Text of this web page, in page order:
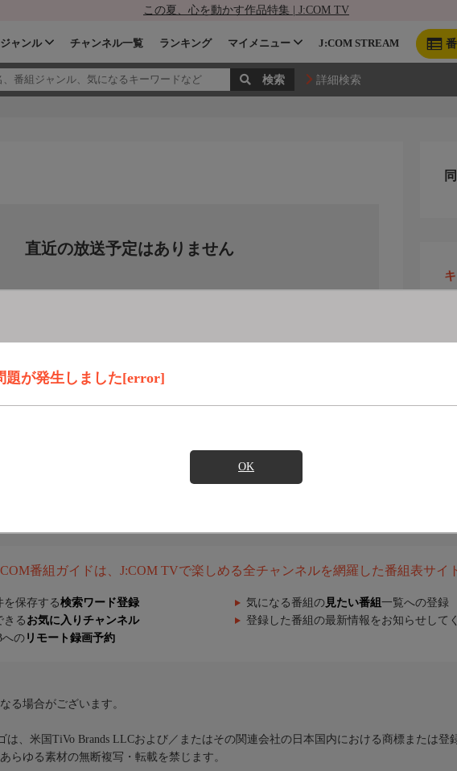
この夏、心を動かす作品特集 | J:COM TV
ジャンル チャンネル一覧 ランキング マイメニュー J:COM STREAM
詳細検索
題が発生しました[error]
OK
直近の放送予定はありません
番組ガイドは、J:COM TVで楽しめる全チャンネルを網羅した番組表サイ
を保存する検索ワード登録 気になる番組の 見たい番組 一覧への登録
きる お気に入りチャンネル 登録した番組の最新情報をお知らせして
への リモート録画予約
る場合がございます。
、米国TiVo Brands LLCおよび／またはその関連会社の日本国内における商標または登
らゆる素材の無断複写・転載を禁じます。